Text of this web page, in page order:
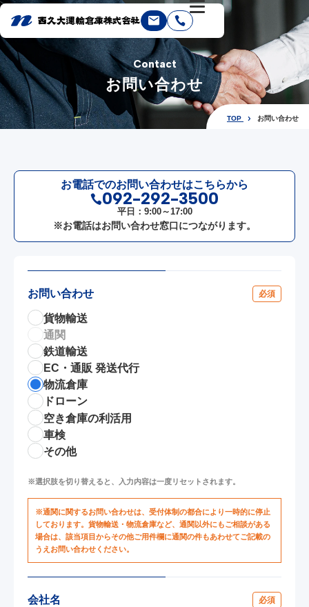
Contact
お問い合わせ
TOP お問い合わせ
お電話でのお問い合わせはこちらから
092-292-3500
平日：9:00～17:00
※お電話はお問い合わせ窓口につながります。
お問い合わせ 必須
貨物輸送
通関
鉄道輸送
EC・通販 発送代行
物流倉庫
ドローン
空き倉庫の利活用
車検
その他
※選択肢を切り替えると、入力内容は一度リセットされます。
※通関に関するお問い合わせは、受付体制の都合により一時的に停止
しております。貨物輸送・物流倉庫など、通関以外にもご相談がある
場合は、該当項目からその他ご用件欄に通関の件もあわせてご記載の
うえお問い合わせください。
会社名 必須